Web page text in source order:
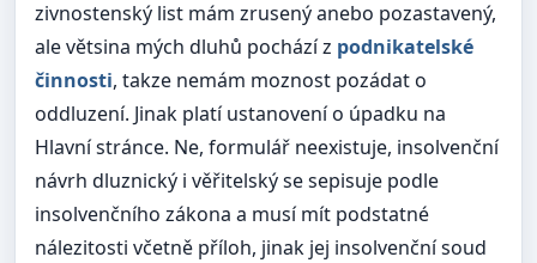
zivnostenský list mám zrusený anebo pozastavený,
ale větsina mých dluhů pochází z podnikatelské
činnosti, takze nemám moznost pozádat o
oddluzení. Jinak platí ustanovení o úpadku na
Hlavní stránce. Ne, formulář neexistuje, insolvenční
návrh dluznický i věřitelský se sepisuje podle
insolvenčního zákona a musí mít podstatné
nálezitosti včetně příloh, jinak jej insolvenční soud